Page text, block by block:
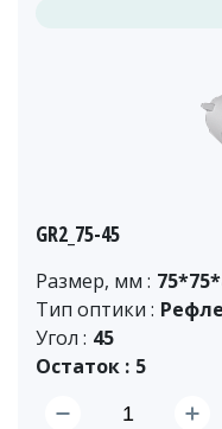
GR2_75-45
Размер, мм :
Тип оптики :
Угол : 45
Остаток : 5